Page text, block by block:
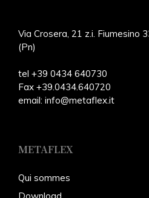
Via Crosera, 21 z.i. Fiumesino
(Pn)
tel +39 0434 640730
Fax +39.0434.640720
email: info@metaflex.it
METAFLEX
Qui sommes